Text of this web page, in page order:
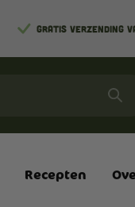
GRATIS VERZENDING
Recepten